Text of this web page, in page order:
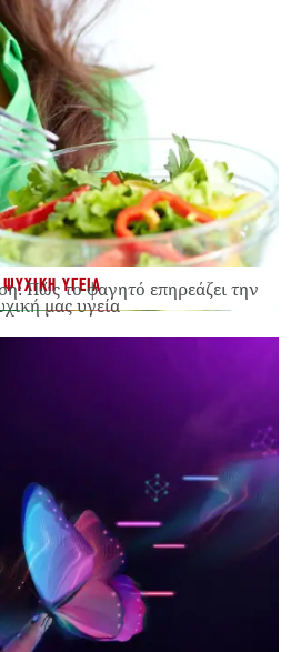
ΨΥΧΙΚΗ ΥΓΕΙΑ
Πώς το φαγητό επηρεάζει την
μας υγεία